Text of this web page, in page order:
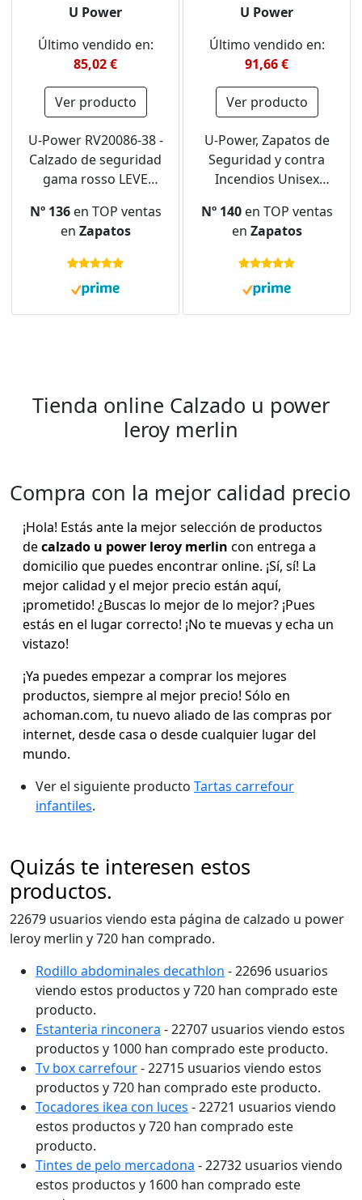
U Power
Último vendido en:
85,02 €
Ver producto
U-Power RV20086-38 -
Calzado de seguridad
gama rosso LEVE
S1P SRC, Gris, Talla
única
Nº 136en TOP ventas
en Zapatos
U Power
Último vendido en:
91,66 €
Ver producto
U-Power, Zapatos de
Seguridad y contra
Incendios Unisex
Calzado Gama Red
Leve Modelo Matt ESD
S3 Ci SRC Talla, 42 EU
Nº 140en TOP ventas
en Zapatos
Tienda online Calzado u power
leroy merlin
Compra con la mejor calidad precio
¡Hola! Estás ante la mejor selección de productos
decalzado u power leroy merlin con entrega a
domicilio que puedes encontrar online. ¡Sí, sí! La
mejor calidad y el mejor precio están aquí,
¡prometido! ¿Buscas lo mejor de lo mejor? ¡Pues
estás en el lugar correcto! ¡No te muevas y echa un
vistazo!
¡Ya puedes empezar a comprar los mejores
productos, siempre al mejor precio! Sólo en
achoman.com, tu nuevo aliado de las compras por
internet, desde casa o desde cualquier lugar del
mundo.
Ver el siguiente producto Tartas carrefour
infantiles.
Quizás te interesen estos
productos.
22679 usuarios viendo esta página de calzado u power
leroy merlin y 720 han comprado.
Rodillo abdominales decathlon - 22696 usuarios
viendo estos productos y 720 han comprado este
producto.
Estanteria rinconera - 22707 usuarios viendo estos
productos y 1000 han comprado este producto.
Tv box carrefour- 22715 usuarios viendo estos
productos y 720 han comprado este producto.
Tocadores ikea con luces - 22721 usuarios viendo
estos productos y 720 han comprado este
producto.
Tintes de pelo mercadona - 22732 usuarios viendo
estos productos y 1600 han comprado este